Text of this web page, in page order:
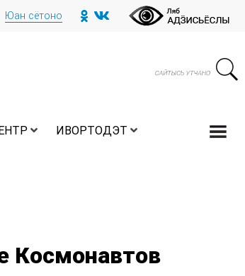
Юан сётоно
ИВОРТОДЭТ
Космонавтов